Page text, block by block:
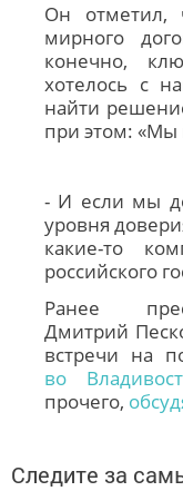
Он отметил,
мирного
конечно,
хотелось с
найти
при этом: «Мы
- И если мы
уровня
какие-то
российского
Ранее
Дмитрий
встречи на
во
прочего,
Следите за